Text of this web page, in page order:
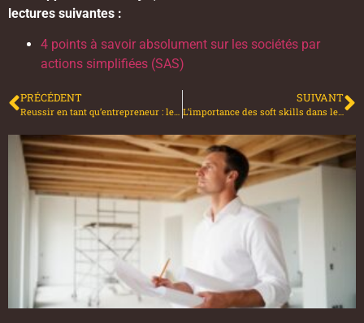
lectures suivantes :
4 points à savoir absolument sur les sociétés par
actions simplifiées (SAS)
PRÉCÉDENT SUIVANT
L’importance des soft skills dans le monde professionnel